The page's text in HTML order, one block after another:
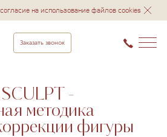
согласие на использование файлов cookies
Заказать звонок
-
методика
фигуры